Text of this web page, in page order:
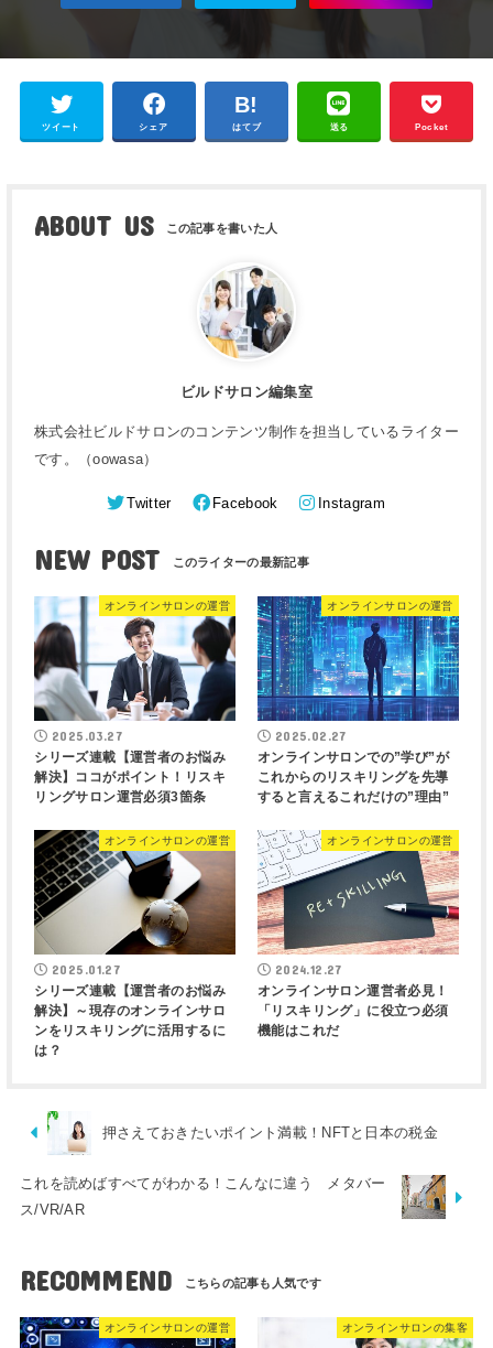
ツイート シェア はてブ 送る Pocket
ABOUT US
ビルドサロン編集室
株式会社ビルドサロンのコンテンツ制作を担当しているライター
です。（oowasa）
Twitter Facebook Instagram
NEW POST
オンラインサロンの運営
2025.03.27
シリーズ連載【運営者のお悩み
解決】ココがポイント！リスキ
リングサロン運営必須3箇条
オンラインサロンの運営
2025.02.27
オンラインサロンでの”学び”が
これからのリスキリングを先導
すると言えるこれだけの”理由”
オンラインサロンの運営
2025.01.27
シリーズ連載【運営者のお悩み
解決】～現存のオンラインサロ
ンをリスキリングに活用するに
は？
オンラインサロンの運営
2024.12.27
オンラインサロン運営者必見！
「リスキリング」に役立つ必須
機能はこれだ
押さえておきたいポイント満載！NFTと日本の税金
これを読めばすべてがわかる！こんなに違う メタバー
ス/VR/AR
RECOMMEND
オンラインサロンの運営 オンラインサロンの集客